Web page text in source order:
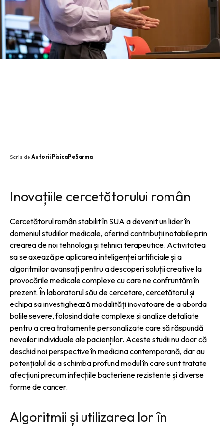
Scris de Autorii PisicaPeSarma
Inovațiile cercetătorului român
Cercetătorul român stabilit în SUA a devenit un lider în
domeniul studiilor medicale, oferind contribuții notabile prin
crearea de noi tehnologii și tehnici terapeutice. Activitatea
sa se axează pe aplicarea inteligenței artificiale și a
algoritmilor avansați pentru a descoperi soluții creative la
provocările medicale complexe cu care ne confruntăm în
prezent. În laboratorul său de cercetare, cercetătorul și
echipa sa investighează modalități inovatoare de a aborda
bolile severe, folosind date complexe și analize detaliate
pentru a crea tratamente personalizate care să răspundă
nevoilor individuale ale pacienților. Aceste studii nu doar că
deschid noi perspective în medicina contemporană, dar au
potențialul de a schimba profund modul în care sunt tratate
afecțiuni precum infecțiile bacteriene rezistente și diverse
forme de cancer.
Algoritmii și utilizarea lor în